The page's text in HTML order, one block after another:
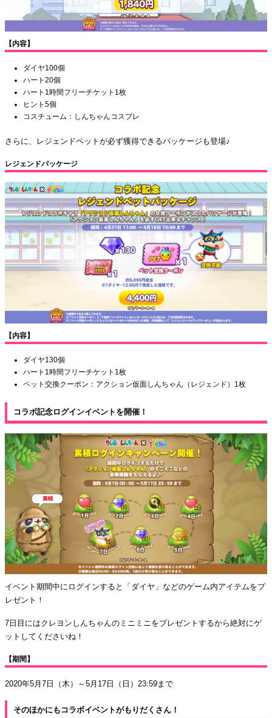
【内容】
ダイヤ100個
ハート20個
ハート1時間フリーチケット1枚
ヒント5個
コスチューム：しんちゃんコスプレ
さらに、レジェンドペットが必ず獲得できるパッケージも登場♪
レジェンドパッケージ
【内容】
ダイヤ130個
ハート1時間フリーチケット1枚
ペット交換クーポン：アクション仮面しんちゃん（レジェンド）1枚
コラボ記念ログインイベントを開催！
イベント期間中にログインすると「ダイヤ」などのゲーム内アイテムをプ
レゼント！
7日目にはクレヨンしんちゃんのミニミニをプレゼントするから絶対にゲ
ットしてくださいね！
【期間】
2020年5月7日（木）～5月17日（日）23:59まで
そのほかにもコラボイベントがもりだくさん！